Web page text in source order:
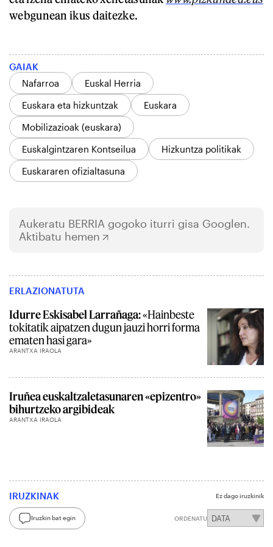
webgunean ikus daitezke.
GAIAK
Nafarroa
Euskal Herria
Euskara eta hizkuntzak
Euskara
Mobilizazioak (euskara)
Euskalgintzaren Kontseilua
Hizkuntza politikak
Euskararen ofizialtasuna
Aukeratu BERRIA gogoko iturri gisa Googlen.
Aktibatu hemen
ERLAZIONATUTA
Idurre Eskisabel Larrañaga:«Hainbeste
tokitatik aipatzen dugun jauzi horri forma
ematen hasi gara»
ARANTXA IRAOLA
Iruñea euskaltzaletasunaren «epizentro»
bihurtzeko argibideak
ARANTXA IRAOLA
IRUZKINAK Ez dago iruzkinik
Iruzkin bat egin ORDENATU